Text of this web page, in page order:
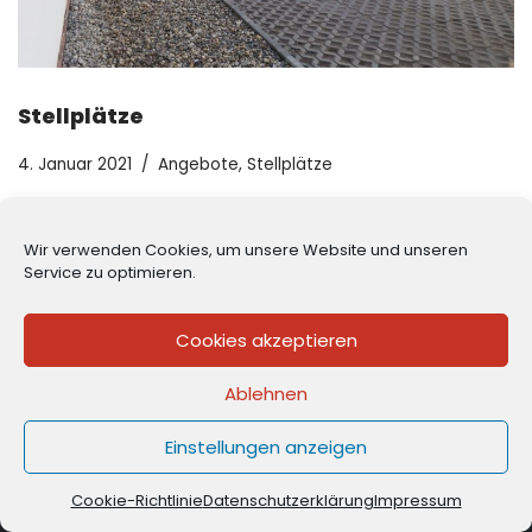
Wir verwenden Cookies, um unsere Website und unseren
Service zu optimieren.
Cookies akzeptieren
Ablehnen
Einstellungen anzeigen
Cookie-RichtlinieDatenschutzerklärungImpressum
Stellplätze
4. Januar 2021 Angebote, Stellplätze
Trebbin und den Ortsteilen verfügbar.
© TREWO Trebbin |Design: gb-design
Impressum Datenschutz